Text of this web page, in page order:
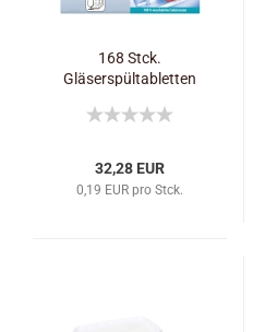
168 Stck.
Gläserspültabletten
32,28 EUR
0,19 EUR pro Stck.